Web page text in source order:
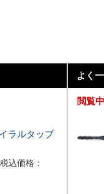
ラルタップ
込価格：
よく
閲覧